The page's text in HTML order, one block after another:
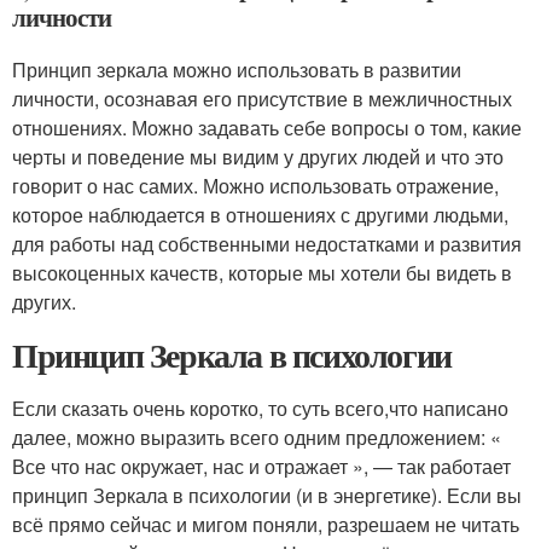
личности
Принцип зеркала можно использовать в развитии
личности, осознавая его присутствие в межличностных
отношениях. Можно задавать себе вопросы о том, какие
черты и поведение мы видим у других людей и что это
говорит о нас самих. Можно использовать отражение,
которое наблюдается в отношениях с другими людьми,
для работы над собственными недостатками и развития
высокоценных качеств, которые мы хотели бы видеть в
других.
Принцип Зеркала в психологии
Если сказать очень коротко, то суть всего,что написано
далее, можно выразить всего одним предложением: «
Все что нас окружает, нас и отражает », — так работает
принцип Зеркала в психологии (и в энергетике). Если вы
всё прямо сейчас и мигом поняли, разрешаем не читать